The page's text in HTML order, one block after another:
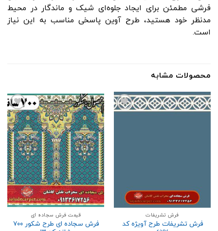
فرشی مطمئن برای ایجاد جلوه‌ای شیک و ماندگار در محیط
مدنظر خود هستید، طرح آوین پاسخی مناسب به این نیاز
است.
محصولات مشابه
فرش تشریفات
فرش تشریفات طرح آویژه کد
افزودن
به
علاقه
مندی
ها
قیمت فرش سجاده ای
فرش سجاده ای طرح شکور ۷۰۰